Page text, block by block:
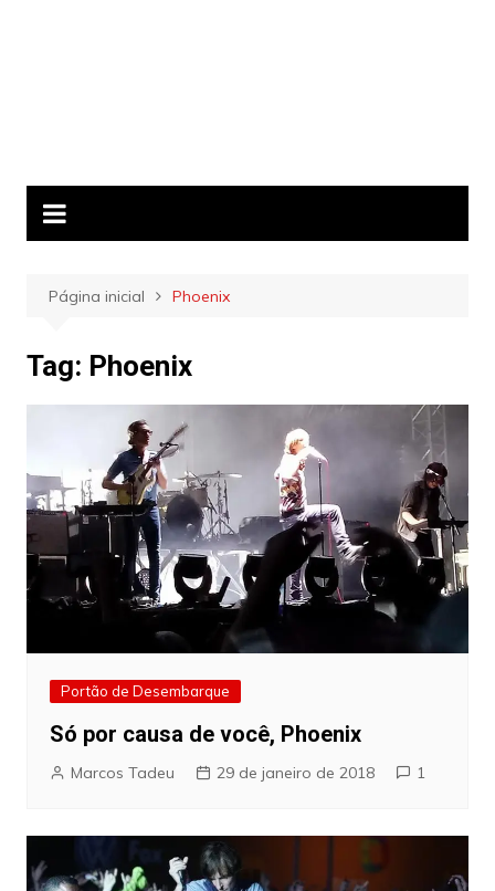
Página inicial Phoenix
Tag: Phoenix
Portão de Desembarque
Só por causa de você, Phoenix
Marcos Tadeu 29 de janeiro de 2018 1